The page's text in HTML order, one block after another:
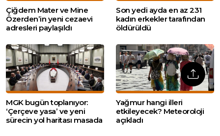
Çiğdem Mater ve Mine
Özerden’in yeni cezaevi
adresleri paylaşıldı
Son yedi ayda en az 231
kadın erkekler tarafından
öldürüldü
MGK bugün toplanıyor:
‘Çerçeve yasa’ ve yeni
sürecin yol haritası masada
Yağmur hangi illeri
etkileyecek? Meteoroloji
açıkladı